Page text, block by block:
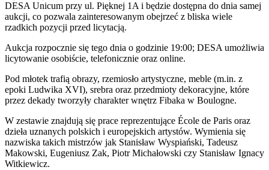
DESA Unicum przy ul. Pięknej 1A i będzie dostępna do dnia samej
aukcji, co pozwala zainteresowanym obejrzeć z bliska wiele
rzadkich pozycji przed licytacją.
Aukcja rozpocznie się tego dnia o godzinie 19:00; DESA umożliwia
licytowanie osobiście, telefonicznie oraz online.
Pod młotek trafią obrazy, rzemiosło artystyczne, meble (m.in. z
epoki Ludwika XVI), srebra oraz przedmioty dekoracyjne, które
przez dekady tworzyły charakter wnętrz Fibaka w Boulogne.
W zestawie znajdują się prace reprezentujące École de Paris oraz
dzieła uznanych polskich i europejskich artystów. Wymienia się
nazwiska takich mistrzów jak Stanisław Wyspiański, Tadeusz
Makowski, Eugeniusz Zak, Piotr Michałowski czy Stanisław Ignacy
Witkiewicz.